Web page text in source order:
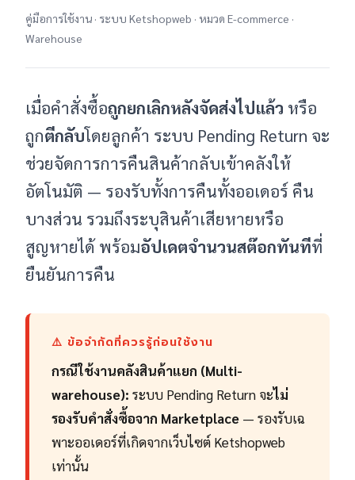
คู่มือการใช้งาน · ระบบ Ketshopweb · หมวด E-commerce ·
Warehouse
เมื่อคำสั่งซื้อถูกยกเลิกหลังจัดส่งไปแล้ว หรือ
ถูกตีกลับโดยลูกค้า ระบบ Pending Return จะ
ช่วยจัดการการคืนสินค้ากลับเข้าคลังให้
อัตโนมัติ — รองรับทั้งการคืนทั้งออเดอร์ คืน
บางส่วน รวมถึงระบุสินค้าเสียหายหรือ
สูญหายได้ พร้อมอัปเดตจำนวนสต๊อกทันทีที่
ยืนยันการคืน
⚠️ ข้อจำกัดที่ควรรู้ก่อนใช้งาน
กรณีใช้งานคลังสินค้าแยก (Multi-
warehouse): ระบบ Pending Return จะไม่
รองรับคำสั่งซื้อจาก Marketplace — รองรับเฉ
พาะออเดอร์ที่เกิดจากเว็บไซต์ Ketshopweb
เท่านั้น